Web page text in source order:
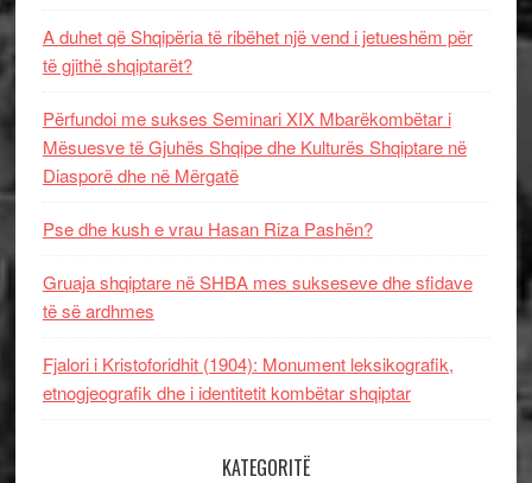
A duhet që Shqipëria të ribëhet një vend i jetueshëm për
të gjithë shqiptarët?
Përfundoi me sukses Seminari XIX Mbarëkombëtar i
Mësuesve të Gjuhës Shqipe dhe Kulturës Shqiptare në
Diasporë dhe në Mërgatë
Pse dhe kush e vrau Hasan Riza Pashën?
Gruaja shqiptare në SHBA mes sukseseve dhe sfidave
të së ardhmes
Fjalori i Kristoforidhit (1904): Monument leksikografik,
etnogjeografik dhe i identitetit kombëtar shqiptar
KATEGORITË